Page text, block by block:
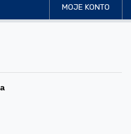
MOJE KONTO